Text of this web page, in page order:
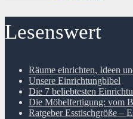
Lesenswert
Räume einrichten, Ideen
Unsere Einrichtungbibel
Die 7 beliebtesten
Die Möbelfertigung: vom
Ratgeber Esstischgröße –